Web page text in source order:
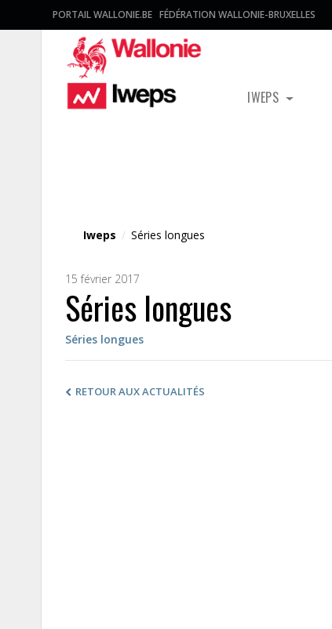
PORTAIL WALLONIE.BE FÉDÉRATION WALLONIE-BRUXELLES
IWEPS
Iweps / Séries longues
15 février 2017
Séries longues
Séries longues
RETOUR AUX ACTUALITÉS